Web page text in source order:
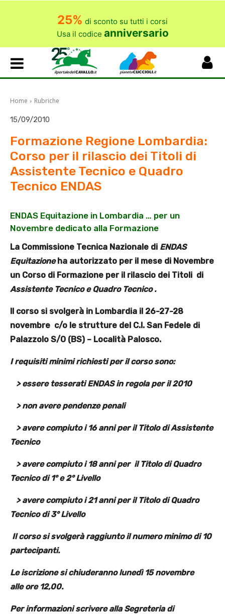
25% di sconto su tutti i corsi
Usa il codice anniversario
Home Rubriche
15/09/2010
Formazione Regione Lombardia:
Corso per il rilascio dei Titoli di
Assistente Tecnico e Quadro
Tecnico ENDAS
ENDAS Equitazione in Lombardia … per un
Novembre dedicato alla Formazione
La Commissione Tecnica Nazionale di ENDAS
Equitazioneha autorizzato per il mese di Novembre
un Corso di Formazione per il rilascio dei Titoli di
Assistente Tecnico e Quadro Tecnico .
Il corso si svolgerà in Lombardia il 26-27-28
novembre c/o le strutture del C.I. San Fedele di
Palazzolo S/O (BS) – Località Palosco.
I requisiti minimi richiesti per il corso sono:
> essere tesserati ENDAS in regola per il 2010
> non avere pendenze penali
> avere compiuto i 16 anni per il Titolo di Assistente
Tecnico
> avere compiuto i 18 anni per il Titolo di Quadro
Tecnico di 1° e 2° Livello
> avere compiuto i 21 anni per il Titolo di Quadro
Tecnico di 3° Livello
Il corso si svolgerà raggiunto il numero minimo di 10
partecipanti.
Le iscrizione si chiuderanno lunedì 15 novembre
alle ore 12,00.
Per informazioni scrivere alla Segreteria di